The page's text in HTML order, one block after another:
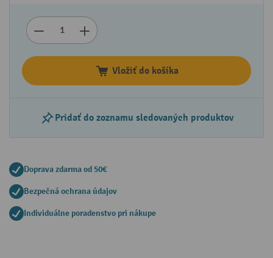
Vložiť do košíka
Pridať do zoznamu sledovaných produktov
Doprava zdarma od 50€
Bezpečná ochrana údajov
Individuálne poradenstvo pri nákupe